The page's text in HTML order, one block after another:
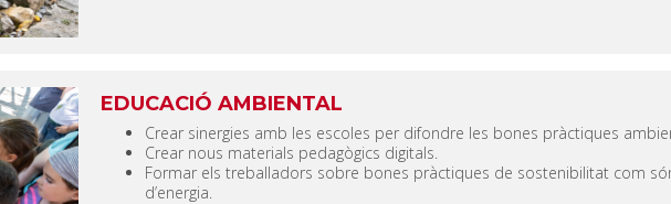
EDUCACIÓ AMBIENTAL
Crear sinergies amb les escoles per difondre les bones pràctiques
Crear nous materials pedagògics digitals.
Formar els treballadors sobre bones pràctiques de sostenibilitat com
d’energia.